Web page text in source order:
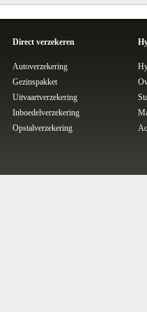
Direct verzekeren
Autoverzekering
Gezinspakket
Uitvaartverzekering
Inboedelverzekering
Opstalverzekering